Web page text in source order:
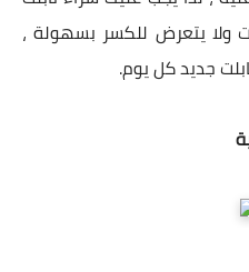
ولا يتعرض للكسر بسهولة ،
جديد كل يوم.